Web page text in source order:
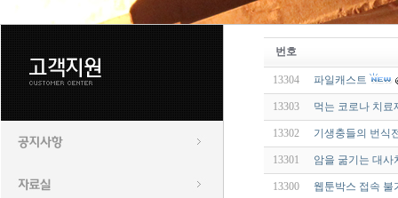
번호
13304 파일캐스트
13303 먹는 코로나 치
13302 기생충들의 번식
13301 암을 굶기는 대
13300 웹툰박스 접속